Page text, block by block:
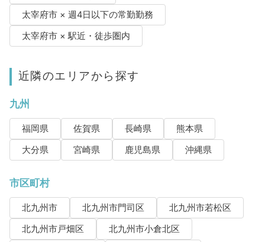
太宰府市 × 週4日以下の常勤勤務
太宰府市 × 駅近・徒歩圏内
近隣のエリアから探す
九州
福岡県 佐賀県 長崎県
熊本県
大分県
宮崎県 鹿児島県 沖縄県
市区町村
北九州市 北九州市門司区
北九州市若松区
北九州市戸畑区
北九州市小倉北区